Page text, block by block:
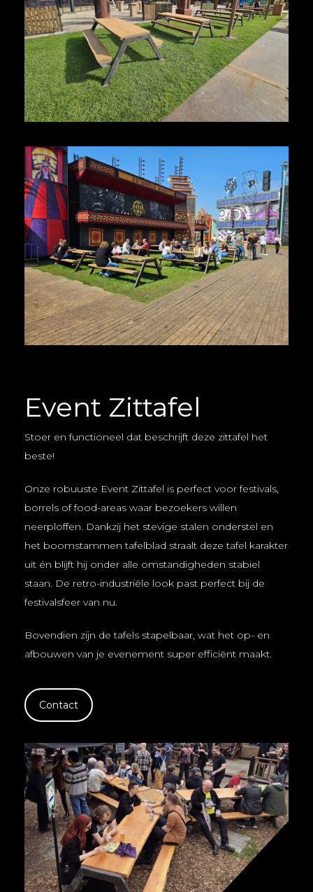
Event Zittafel
Stoer en functioneel dat beschrijft deze zittafel het
beste!
Onze robuuste Event Zittafel is perfect voor festivals,
borrels of food-areas waar bezoekers willen
neerploffen. Dankzij het stevige stalen onderstel en
het boomstammen tafelblad straalt deze tafel karakter
uit én blijft hij onder alle omstandigheden stabiel
staan. De retro-industriële look past perfect bij de
festivalsfeer van nu.
Bovendien zijn de tafels stapelbaar, wat het op- en
afbouwen van je evenement super efficiënt maakt.
Contact